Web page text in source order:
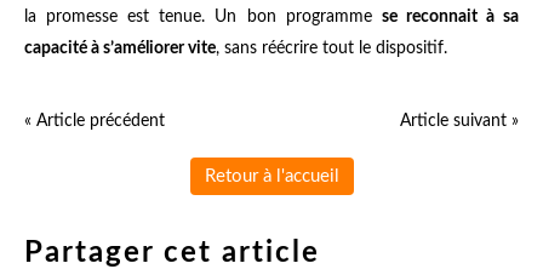
la promesse est tenue. Un bon programme se reconnait à sa
capacité à s’améliorer vite, sans réécrire tout le dispositif.
« Article précédent Article suivant »
Retour à l'accueil
Partager cet article